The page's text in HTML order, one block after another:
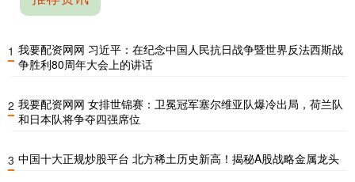
1 我要配资网网 习近平：在纪念中国人民抗日战争暨世界反法西斯战
争胜利80周年大会上的讲话
2 我要配资网网 女排世锦赛：卫冕冠军塞尔维亚队爆冷出局，荷兰队
和日本队将争夺四强席位
3 中国十大正规炒股平台 北方稀土历史新高！揭秘A股战略金属龙头